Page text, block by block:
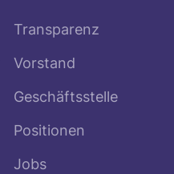
Transparenz
Vorstand
Geschäftsstelle
Positionen
Jobs